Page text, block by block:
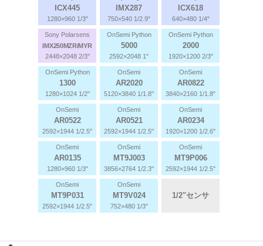
ICX445
1280×960 1/3"
IMX287
750×540 1/2.9"
ICX618
640×480 1/4"
Sony Polarsens
IMX250MZR/MYR
2448×2048 2/3"
OnSemi Python
5000
2592×2048 1"
OnSemi Python
2000
1920×1200 2/3"
OnSemi Python
1300
1280×1024 1/2"
OnSemi
AR2020
5120×3840 1/1.8"
OnSemi
AR0822
3840×2160 1/1.8"
OnSemi
AR0522
2592×1944 1/2.5"
OnSemi
AR0521
2592×1944 1/2.5"
OnSemi
AR0234
1920×1200 1/2.6"
OnSemi
AR0135
1280×960 1/3"
OnSemi
MT9J003
3856×2764 1/2.3"
OnSemi
MT9P006
2592×1944 1/2.5"
OnSemi
MT9P031
2592×1944 1/2.5"
OnSemi
MT9V024
752×480 1/3"
1/2"センサ